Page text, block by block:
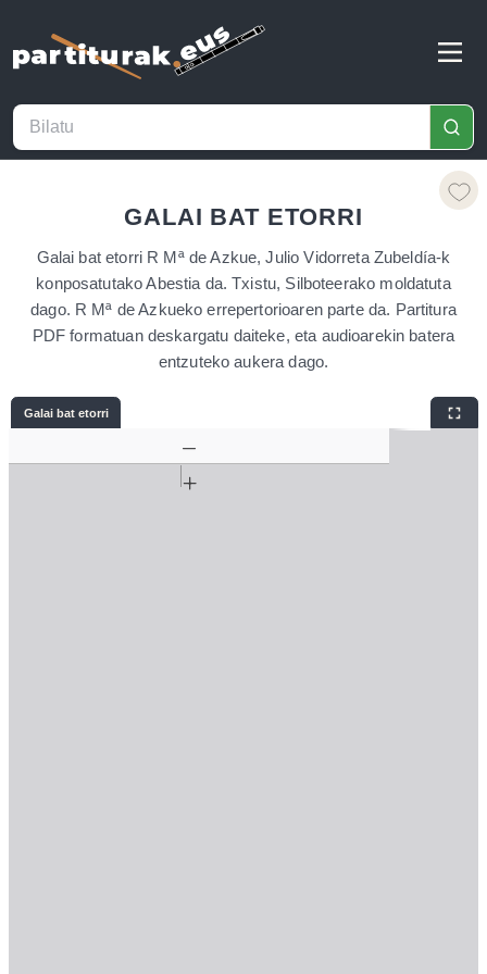
GALAI BAT ETORRI
Galai bat etorri R Mª de Azkue, Julio Vidorreta Zubeldía-k
konposatutako Abestia da. Txistu, Silboteerako moldatuta
dago. R Mª de Azkueko errepertorioaren parte da. Partitura
PDF formatuan deskargatu daiteke, eta audioarekin batera
entzuteko aukera dago.
Galai bat etorri